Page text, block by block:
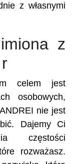
z własnymi
z
celem jest
osobowych,
nie jest
Dajemy Ci
częstości
rozważasz.